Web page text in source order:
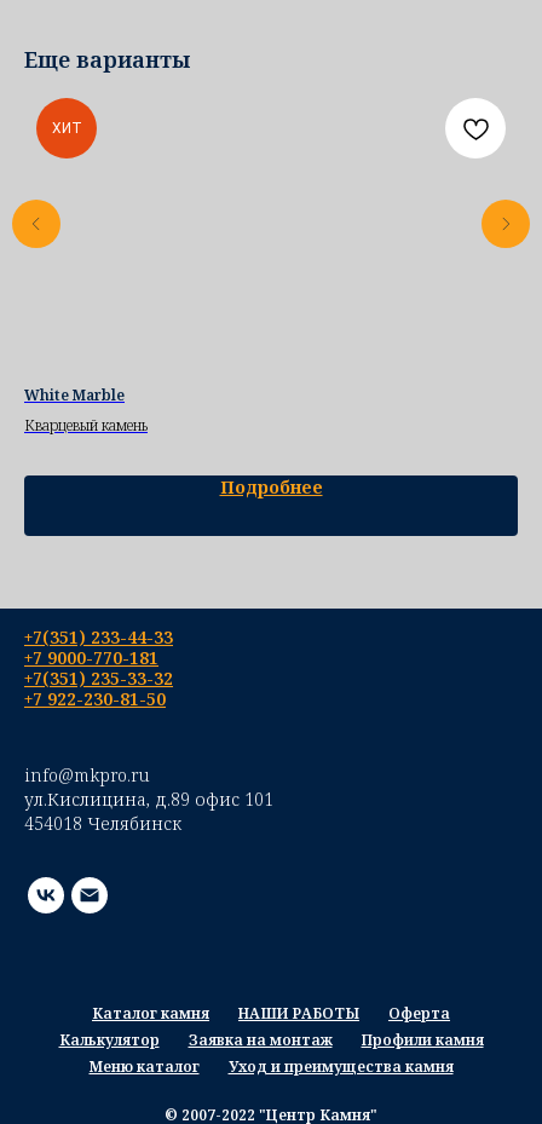
Еще варианты
ХИТ
White Marble
Кварцевый камень
Подробнее
+7(351) 233-44-33
+7 9000-770-181
+7(351) 235-33-32
+7 922-230-81-50
info@mkpro.ru
ул.Кислицина, д.89 офис 101
454018 Челябинск
Каталог камня НАШИ РАБОТЫ
Оферта
Калькулятор
Заявка на монтаж
Профили камня
Меню каталог
Уход и преимущества камня
© 2007-2022 "Центр Камня"